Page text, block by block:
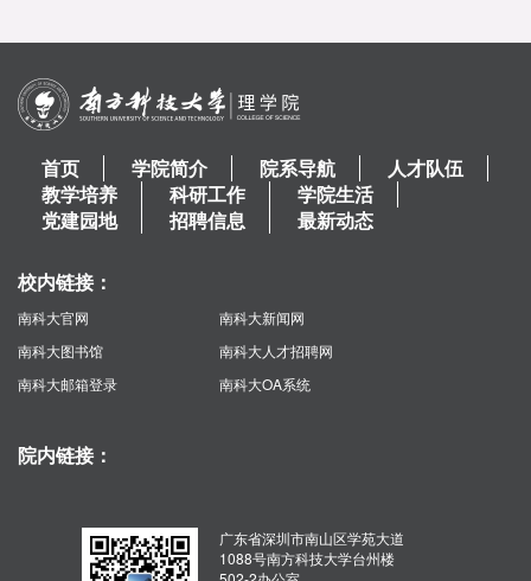
首页 学院简介 院系导航
人才队伍
教学培养
科研工作
学院生活
党建园地
招聘信息 最新动态
校内链接：
南科大官网
南科大新闻网
南科大图书馆
南科大人才招聘网
南科大邮箱登录
南科大OA系统
院内链接：
广东省深圳市南山区学苑大道
1088号南方科技大学台州楼